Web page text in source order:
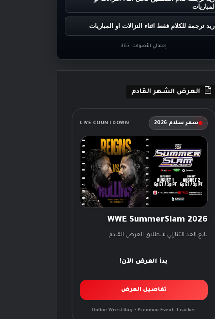
المباريات
اريد ترجمة للكلام فقط اثناء النزالات او المباريات
إجمالي الأصوات: 363
العرض الشهر القادم
سمر سلام 2026 LIVE COUNTDOWN
WWE SummerSlam 2026
تابع العد التنازلي لانطلاق العرض القادم
بدأ العرض الآن!
تفاصيل العرض
Online Wrestling • Premium Event Tracker